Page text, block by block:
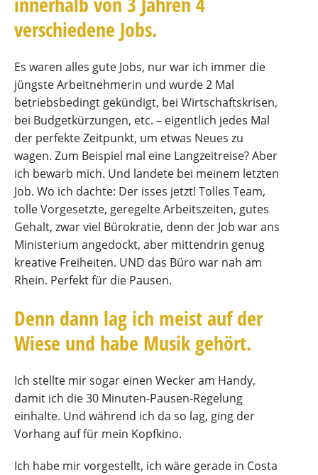
verschiedene Jobs.
Es waren alles gute Jobs, nur war ich immer die
jüngste Arbeitnehmerin und wurde 2 Mal
betriebsbedingt gekündigt, bei Wirtschaftskrisen,
bei Budgetkürzungen, etc. – eigentlich jedes Mal
der perfekte Zeitpunkt, um etwas Neues zu
wagen. Zum Beispiel mal eine Langzeitreise? Aber
ich bewarb mich. Und landete bei meinem letzten
Job. Wo ich dachte: Der isses jetzt! Tolles Team,
tolle Vorgesetzte, geregelte Arbeitszeiten, gutes
Gehalt, zwar viel Bürokratie, denn der Job war ans
Ministerium angedockt, aber mittendrin genug
kreative Freiheiten. UND das Büro war nah am
Rhein. Perfekt für die Pausen.
Denn dann lag ich meist auf der
Wiese und habe Musik gehört.
Ich stellte mir sogar einen Wecker am Handy,
damit ich die 30 Minuten-Pausen-Regelung
einhalte. Und während ich da so lag, ging der
Vorhang auf für mein Kopfkino.
Ich habe mir vorgestellt, ich wäre gerade in Costa